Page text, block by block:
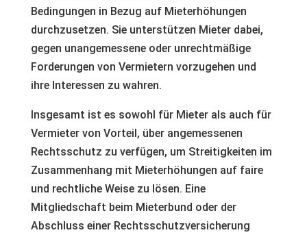
Bedingungen in Bezug auf Mieterhöhungen
durchzusetzen. Sie unterstützen Mieter dabei,
gegen unangemessene oder unrechtmäßige
Forderungen von Vermietern vorzugehen und
ihre Interessen zu wahren.
Insgesamt ist es sowohl für Mieter als auch für
Vermieter von Vorteil, über angemessenen
Rechtsschutz zu verfügen, um Streitigkeiten im
Zusammenhang mit Mieterhöhungen auf faire
und rechtliche Weise zu lösen. Eine
Mitgliedschaft beim Mieterbund oder der
Abschluss einer Rechtsschutzversicherung